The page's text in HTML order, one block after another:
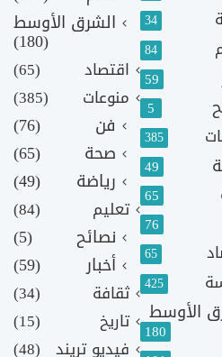
34
84
59
5
385
49
65
76
65
425
الأوسط
180
الشرق الأوسط
(180)
اقتصاد
(65)
منوعات
(385)
فن
(76)
صحة
(65)
رياضة
(49)
تعليم (84)
نصائح
(5)
أخبار
(59)
ثقافة
(34)
تاريخ
(15)
فيديو تريند (48)